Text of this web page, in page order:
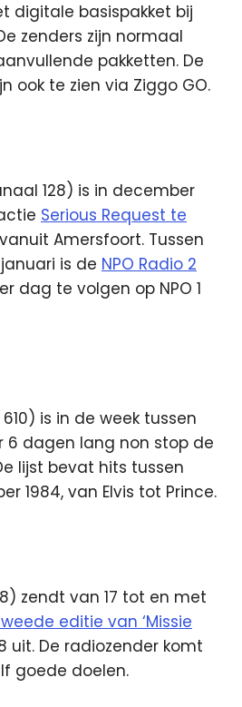
digitale basispakket bij
zenders zijn normaal
pakketten. De
ook te zien via Ziggo GO.
128) is in december
Serious Request te
vanuit Amersfoort. Tussen
is de NPO Radio 2
dag te volgen op NPO 1
is in de week tussen
6 dagen lang non stop de
lijst bevat hits tussen
1984, van Elvis tot Prince.
zendt van 17 tot en met
editie van ‘Missie
uit. De radiozender komt
goede doelen.